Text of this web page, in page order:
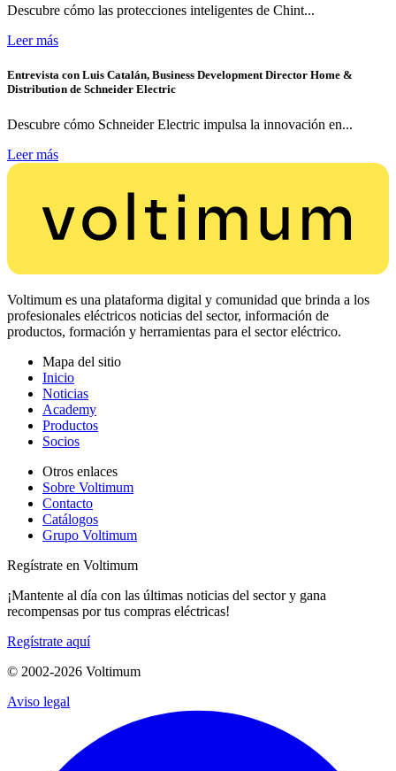
Descubre cómo las protecciones inteligentes de Chint...
Leer más
Entrevista con Luis Catalán, Business Development Director Home &
Distribution de Schneider Electric
Descubre cómo Schneider Electric impulsa la innovación en...
Leer más
Voltimum es una plataforma digital y comunidad que brinda a los
profesionales eléctricos noticias del sector, información de
productos, formación y herramientas para el sector eléctrico.
Mapa del sitio
Inicio
Noticias
Academy
Productos
Socios
Otros enlaces
Sobre Voltimum
Contacto
Catálogos
Grupo Voltimum
Regístrate en Voltimum
¡Mantente al día con las últimas noticias del sector y gana
recompensas por tus compras eléctricas!
Regístrate aquí
© 2002-2026 Voltimum
Aviso legal